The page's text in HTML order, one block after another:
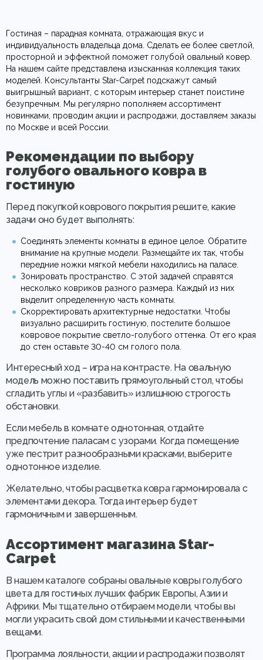
Гостиная – парадная комната, отражающая вкус и
индивидуальность владельца дома. Сделать ее более светлой,
просторной и эффектной поможет голубой овальный ковер.
На нашем сайте представлена изысканная коллекция таких
моделей. Консультанты Star-Carpet подскажут самый
выигрышный вариант, с которым интерьер станет поистине
безупречным. Мы регулярно пополняем ассортимент
новинками, проводим акции и распродажи, доставляем заказы
по Москве и всей России.
Рекомендации по выбору
голубого овального ковра в
гостиную
Перед покупкой коврового покрытия решите, какие
задачи оно будет выполнять:
Соединять элементы комнаты в единое целое. Обратите
внимание на крупные модели. Размещайте их так, чтобы
передние ножки мягкой мебели находились на паласе.
Зонировать пространство. С этой задачей справятся
несколько ковриков разного размера. Каждый из них
выделит определенную часть комнаты.
Скорректировать архитектурные недостатки. Чтобы
визуально расширить гостиную, постелите большое
ковровое покрытие светло-голубого оттенка. От его края
до стен оставьте 30-40 см голого пола.
Интересный ход – игра на контрасте. На овальную
модель можно поставить прямоугольный стол, чтобы
сгладить углы и «разбавить» излишнюю строгость
обстановки.
Если мебель в комнате однотонная, отдайте
предпочтение паласам с узорами. Когда помещение
уже пестрит разнообразными красками, выберите
однотонное изделие.
Желательно, чтобы расцветка ковра гармонировала с
элементами декора. Тогда интерьер будет
гармоничным и завершенным.
Ассортимент магазина Star-
Carpet
В нашем каталоге собраны овальные ковры голубого
цвета для гостиных лучших фабрик Европы, Азии и
Африки. Мы тщательно отбираем модели, чтобы вы
могли украсить свой дом стильными и качественными
вещами.
Программа лояльности, акции и распродажи позволят